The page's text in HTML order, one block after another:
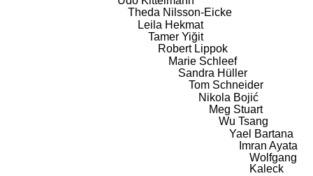
Theda Nilsson-Eicke
Leila Hekmat
Tamer Yiğit
Robert Lippok
Marie Schleef
Sandra Hüller
Tom Schneider
Nikola Bojić
Meg Stuart
Wu Tsang
Yael Bartana
Imran Ayata
Wolfgang
Kaleck